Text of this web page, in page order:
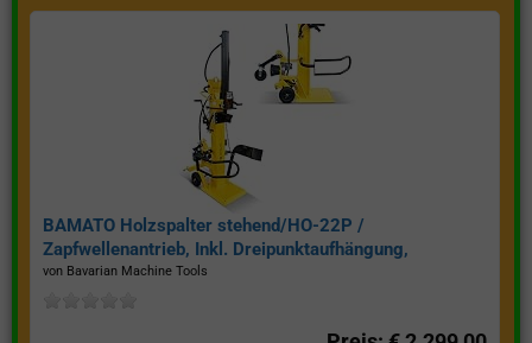
BAMATO Holzspalter stehend/HO-22P /
Zapfwellenantrieb, Inkl. Dreipunktaufhängung,
Spaltkraft 22 Tonnen*
von Bavarian Machine Tools